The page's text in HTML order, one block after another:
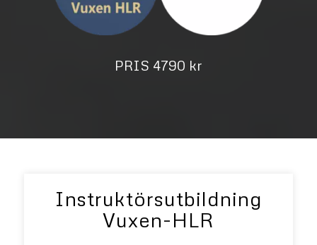
PRIS 4790 kr
Instruktörsutbildning
Vuxen-HLR